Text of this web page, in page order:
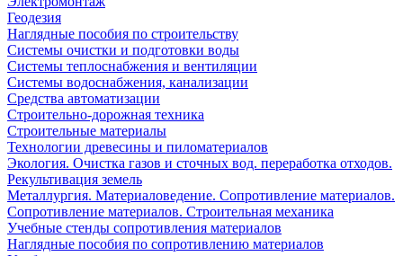
Геодезия
Наглядные пособия по строительству
Системы очистки и подготовки воды
Системы теплоснабжения и вентиляции
Системы водоснабжения, канализации
Средства автоматизации
Строительно-дорожная техника
Строительные материалы
Технологии древесины и пиломатериалов
Экология. Очистка газов и сточных вод. переработка отходов.
Рекультивация земель
Металлургия. Материаловедение. Сопротивление материалов.
Сопротивление материалов. Строительная механика
Учебные стенды сопротивления материалов
Наглядные пособия по сопротивлению материалов